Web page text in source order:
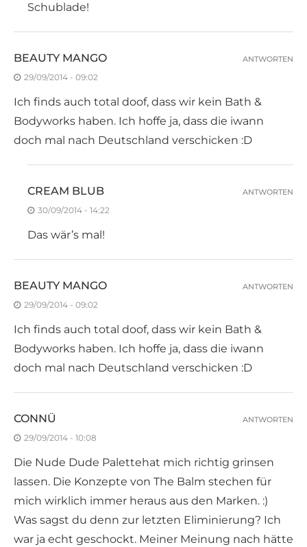
Schublade!
BEAUTY MANGO
29/09/2014 - 09:02
Ich finds auch total doof, dass wir kein Bath &
Bodyworks haben. Ich hoffe ja, dass die iwann
doch mal nach Deutschland verschicken :D
ANTWORTEN
CREAM BLUB
30/09/2014 - 14:22
Das wär’s mal!
ANTWORTEN
BEAUTY MANGO
29/09/2014 - 09:02
Ich finds auch total doof, dass wir kein Bath &
Bodyworks haben. Ich hoffe ja, dass die iwann
doch mal nach Deutschland verschicken :D
ANTWORTEN
CONNÜ
29/09/2014 - 10:08
Die Nude Dude Palettehat mich richtig grinsen
lassen. Die Konzepte von The Balm stechen für
mich wirklich immer heraus aus den Marken. :)
Was sagst du denn zur letzten Eliminierung? Ich
war ja echt geschockt. Meiner Meinung nach hätte
ANTWORTEN